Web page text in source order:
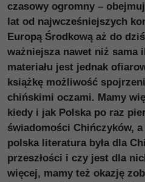
czasowy ogromny –
lat od najwcześniejszych
Europą Środkową aż do
ważniejsza nawet niż sama
materiału jest jednak
książkę możliwość
chińskimi oczami. Mamy
kiedy i jak Polska po raz
świadomości Chińczyków,
polska literatura była dla
przeszłości i czy jest dla
więcej, mamy też okazję